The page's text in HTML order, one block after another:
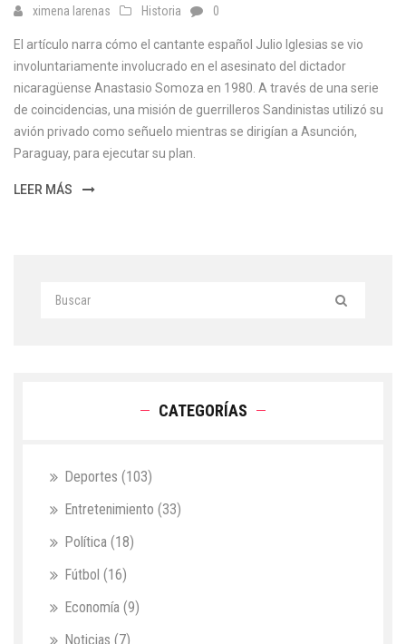
ximena larenas Historia 0
El artículo narra cómo el cantante español Julio Iglesias se vio
involuntariamente involucrado en el asesinato del dictador
nicaragüense Anastasio Somoza en 1980. A través de una serie
de coincidencias, una misión de guerrilleros Sandinistas utilizó su
avión privado como señuelo mientras se dirigían a Asunción,
Paraguay, para ejecutar su plan.
LEER MÁS
CATEGORÍAS
Deportes (103)
Entretenimiento (33)
Política (18)
Fútbol (16)
Economía (9)
Noticias (7)